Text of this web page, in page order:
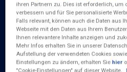
Nestlé Health Science
Baseler Straße 46
D-60329 Frankfurt am Main
Tel.:0800 100 16 35
(Kostenlos aus dem
Mobilfunknetz)
ihren Partnern zu. Dies ist erforderlich, um
verbessern und für Sie personalisierte
Falls relevant, können auch die Daten aus
Webseite mit den Daten aus Ihrem
Ihnen relevantere Inhalte anzeigen und
Mehr Infos erhalten Sie in unserer
Aufstellung der verwendeten Cookies
Einstellungen zu ändern, erhalten Sie hier
"Cookie-Einstellungen" auf dieser Website.